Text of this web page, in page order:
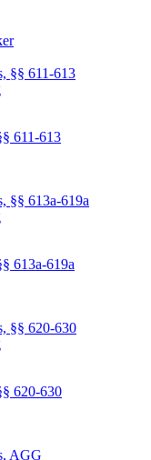
611-613
613a-619a
620-630